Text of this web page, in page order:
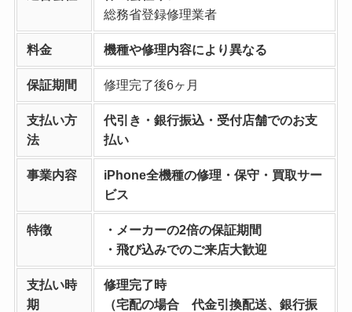
総務省登録修理業者
料金 機種や修理内容により異なる
保証期間 修理完了後6ヶ月
支払い方
法
代引き・銀行振込・受付店舗でのお支
払い
事業内容
iPhone全機種の修理・保守・買取サー
ビス
特徴
・メーカーの2倍の保証期間
・飛び込みでのご来店大歓迎
支払い時
期
修理完了時
（宅配の場合 代金引換配送、銀行振